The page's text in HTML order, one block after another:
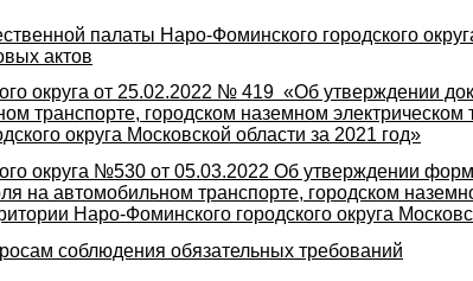
палаты Наро-Фоминского городского
актов
округа от 25.02.2022 № 419 «Об утверждении
транспорте, городском наземном электрическом
округа Московской области за 2021 год»
округа №530 от 05.03.2022 Об утверждении
на автомобильном транспорте, городском
Наро-Фоминского городского округа
соблюдения обязательных требований